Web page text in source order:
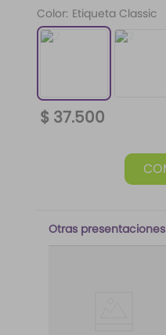
Color: Etiqueta Classic
$ 37.500
Otras presentaciones